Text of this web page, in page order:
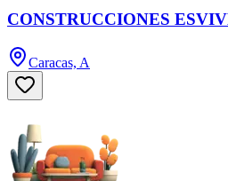
CONSTRUCCIONES
Caracas, A